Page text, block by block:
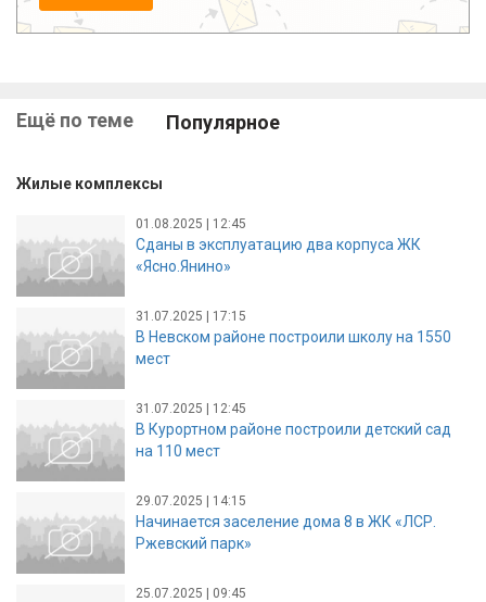
Ещё по теме Популярное
Жилые комплексы
01.08.2025 | 12:45
Сданы в эксплуатацию два корпуса ЖК
«Ясно.Янино»
31.07.2025 | 17:15
В Невском районе построили школу на 1550
мест
31.07.2025 | 12:45
В Курортном районе построили детский сад
на 110 мест
29.07.2025 | 14:15
Начинается заселение дома 8 в ЖК «ЛСР.
Ржевский парк»
25.07.2025 | 09:45